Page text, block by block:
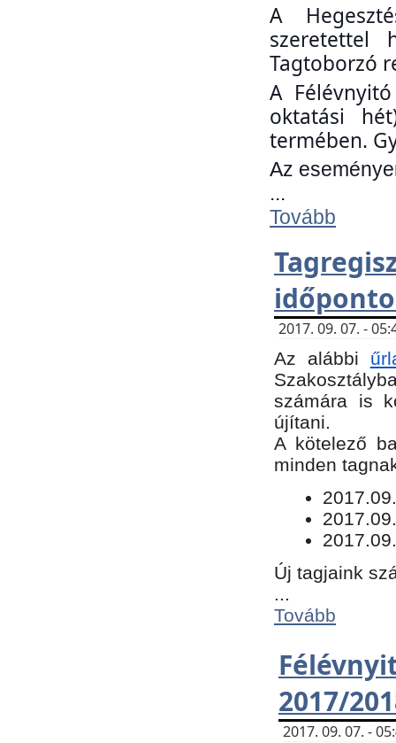
A
szeretettel
Tagtoborzó
A
oktatási
termében.
Az
...
Tovább
2017. 09. 07. -
Az alábbi
számára is
újítani.
​A kötelező
minden
Új tagjaink
Tovább
2017/
2017. 09. 07. -